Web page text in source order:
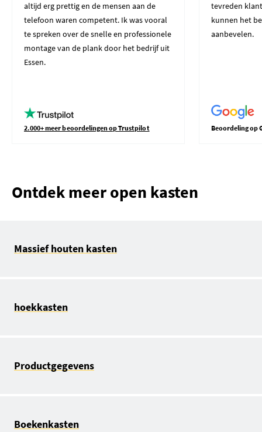
altijd erg prettig en de mensen aan de
telefoon waren competent. Ik was vooral
te spreken over de snelle en professionele
montage van de plank door het bedrijf uit
Essen.
2.000+ meer beoordelingen op Trustpilot
tevreden
kunnen het
aanbevelen.
Beoordeling op
Ontdek meer open kasten
Massief houten kasten
hoekkasten
Productgegevens
Boekenkasten